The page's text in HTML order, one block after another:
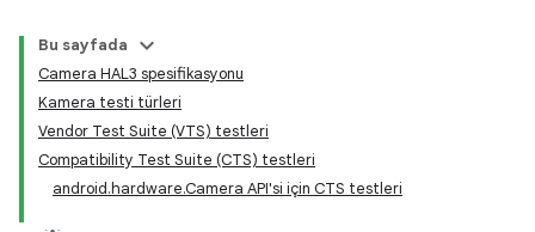
Bu sayfada
Camera HAL3 spesifikasyonu
Kamera testi türleri
Vendor Test Suite (VTS) testleri
Compatibility Test Suite (CTS) testleri
android.hardware.Camera API'si için CTS testleri